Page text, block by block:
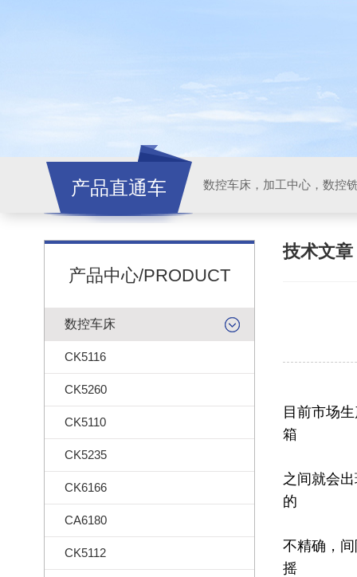
产品直通车
产品中心/PRODUCT
数控车床
CK5116
CK5260
CK5110
CK5235
CK6166
CA6180
CK5112
技术文章
目前市场
箱
之间就会
的
不精确，
摇